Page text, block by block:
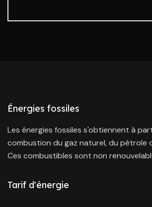
Énergies fossiles
Les énergies fossiles s'obtiennent à
combustion du gaz naturel, du pétrole
Ces combustibles sont non
Tarif d'énergie